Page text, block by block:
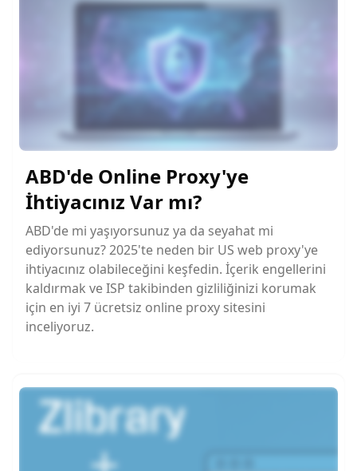
ABD'de Online Proxy'ye
İhtiyacınız Var mı?
ABD'de mi yaşıyorsunuz ya da seyahat mi
ediyorsunuz? 2025'te neden bir US web proxy'ye
ihtiyacınız olabileceğini keşfedin. İçerik engellerini
kaldırmak ve ISP takibinden gizliliğinizi korumak
için en iyi 7 ücretsiz online proxy sitesini
inceliyoruz.